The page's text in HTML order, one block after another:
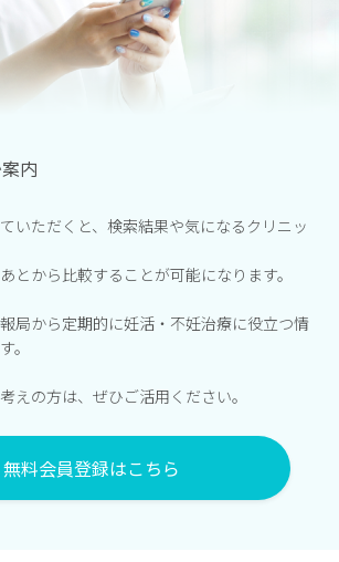
内
いただくと、検索結果や気になるクリニッ
とから比較することが可能になります。
局から定期的に妊活・不妊治療に役立つ情
。
えの方は、ぜひご活用ください。
無料会員登録はこちら